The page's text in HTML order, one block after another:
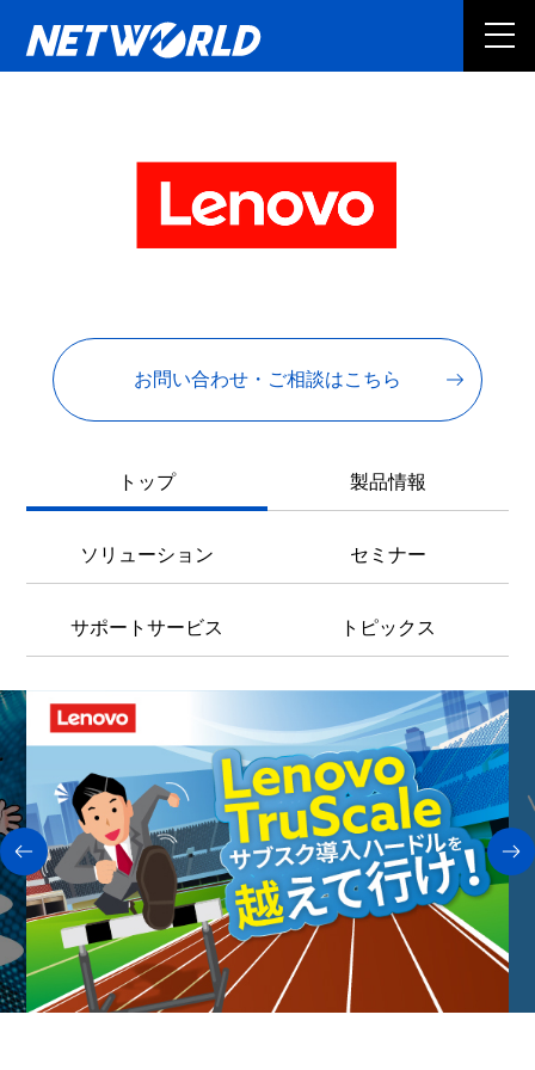
お問い合わせ・ご相談はこちら
トップ 製品情報
ソリューション セミナー
サポートサービス トピックス